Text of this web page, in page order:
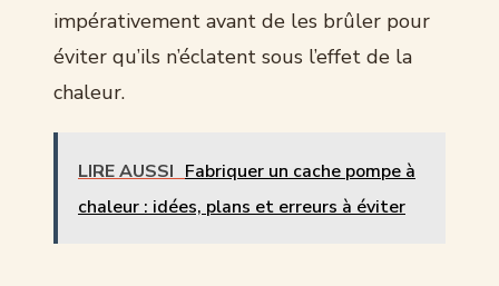
impérativement avant de les brûler pour
éviter qu’ils n’éclatent sous l’effet de la
chaleur.
LIRE AUSSI Fabriquer un cache pompe à
chaleur : idées, plans et erreurs à éviter